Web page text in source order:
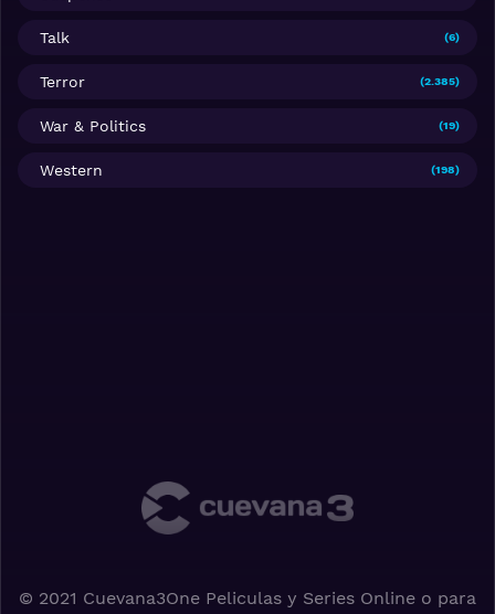
Talk (6)
Terror (2.385)
War & Politics (19)
Western (198)
© 2021 Cuevana3One Peliculas y Series Online o para